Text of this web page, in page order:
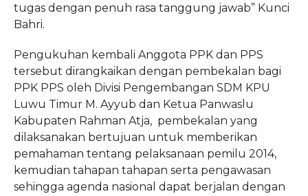
tugas dengan penuh rasa tanggung jawab” Kunci
Bahri.
Pengukuhan kembali Anggota PPK dan PPS
tersebut dirangkaikan dengan pembekalan bagi
PPK PPS oleh Divisi Pengembangan SDM KPU
Luwu Timur M. Ayyub dan Ketua Panwaslu
Kabupaten Rahman Atja, pembekalan yang
dilaksanakan bertujuan untuk memberikan
pemahaman tentang pelaksanaan pemilu 2014,
kemudian tahapan tahapan serta pengawasan
sehingga agenda nasional dapat berjalan dengan